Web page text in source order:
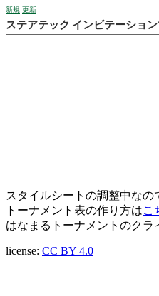
新規 更新
ステアテック インビテーショ
スタイルシートの調整中なの
トーナメント表の作り方はこ
はなまるトーナメントのクラ
license: CC BY 4.0